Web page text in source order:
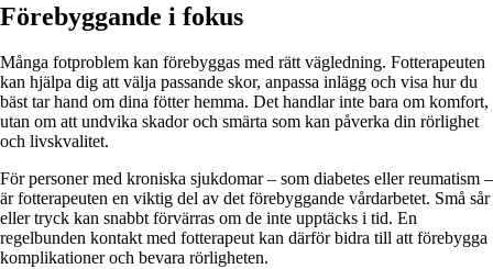
Förebyggande i fokus
Många fotproblem kan förebyggas med rätt vägledning. Fotterapeuten
kan hjälpa dig att välja passande skor, anpassa inlägg och visa hur du
bäst tar hand om dina fötter hemma. Det handlar inte bara om komfort,
utan om att undvika skador och smärta som kan påverka din rörlighet
och livskvalitet.
För personer med kroniska sjukdomar – som diabetes eller reumatism –
är fotterapeuten en viktig del av det förebyggande vårdarbetet. Små sår
eller tryck kan snabbt förvärras om de inte upptäcks i tid. En
regelbunden kontakt med fotterapeut kan därför bidra till att förebygga
komplikationer och bevara rörligheten.